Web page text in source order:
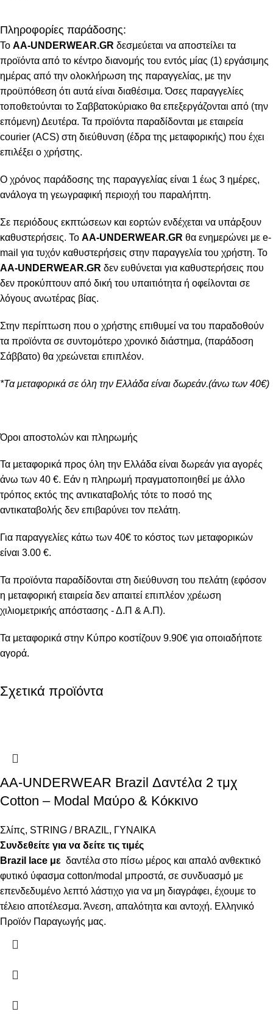
Πληροφορίες παράδοσης:
To AA-UNDERWEAR.GR δεσμεύεται να αποστείλει τα
προϊόντα από το κέντρο διανομής του εντός μίας (1) εργάσιμης
ημέρας από την ολοκλήρωση της παραγγελίας, με την
προϋπόθεση ότι αυτά είναι διαθέσιμα. Όσες παραγγελίες
τοποθετούνται το Σαββατοκύριακο θα επεξεργάζονται από (την
επόμενη) Δευτέρα. Τα προϊόντα παραδίδονται με εταιρεία
courier (ACS) στη διεύθυνση (έδρα της μεταφορικής) που έχει
επιλέξει ο χρήστης.
Ο χρόνος παράδοσης της παραγγελίας είναι 1 έως 3 ημέρες,
ανάλογα τη γεωγραφική περιοχή του παραλήπτη.
Σε περιόδους εκπτώσεων και εορτών ενδέχεται να υπάρξουν
καθυστερήσεις. Το AA-UNDERWEAR.GR θα ενημερώνει με e-
mail για τυχόν καθυστερήσεις στην παραγγελία του χρήστη. Το
AA-UNDERWEAR.GR δεν ευθύνεται για καθυστερήσεις που
δεν προκύπτουν από δική του υπαιτιότητα ή οφείλονται σε
λόγους ανωτέρας βίας.
Στην περίπτωση που ο χρήστης επιθυμεί να του παραδοθούν
τα προϊόντα σε συντομότερο χρονικό διάστημα, (παράδοση
Σάββατο) θα χρεώνεται επιπλέον.
*Τα μεταφορικά σε όλη την Ελλάδα είναι δωρεάν.(άνω των 40€)
Όροι αποστολών και πληρωμής
Τα μεταφορικά προς όλη την Ελλάδα είναι δωρεάν για αγορές
άνω των 40 €. Εάν η πληρωμή πραγματοποιηθεί με άλλο
τρόπος εκτός της αντικαταβολής τότε το ποσό της
αντικαταβολής δεν επιβαρύνει τον πελάτη.
Για παραγγελίες κάτω των 40€ το κόστος των μεταφορικών
είναι 3.00 €.
Τα προϊόντα παραδίδονται στη διεύθυνση του πελάτη (εφόσον
η μεταφορική εταιρεία δεν απαιτεί επιπλέον χρέωση
χιλιομετρικής απόστασης - Δ.Π & Α.Π).
Τα μεταφορικά στην Κύπρο κοστίζουν 9.90€ για οποιαδήποτε
αγορά.
Σχετικά προϊόντα
AA-UNDERWEAR Brazil Δαντέλα 2 τμχ
Cotton – Modal Μαύρο & Κόκκινο
Σλίπς, STRING / BRAZIL, ΓΥΝΑΙΚΑ
Συνδεθείτε για να δείτε τις τιμές
Brazil lace με δαντέλα στο πίσω μέρος και απαλό ανθεκτικό
φυτικό ύφασμα cotton/modal μπροστά, σε συνδυασμό με
επενδεδυμένο λεπτό λάστιχο για να μη διαγράφει, έχουμε το
τέλειο αποτέλεσμα. Άνεση, απαλότητα και αντοχή. Ελληνικό
Προϊόν Παραγωγής μας.